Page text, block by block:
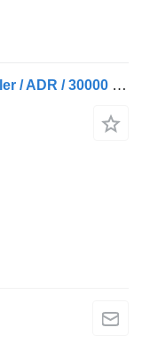
LAG O-3-ST L4BH bitumen semi-trailer / ADR / 30000 l / 4 units